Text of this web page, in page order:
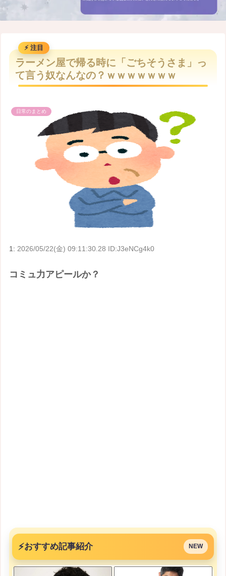
M
t
ラーメン屋で帰る時に「ごちそうさま」っ
て言う奴なんなの？ｗｗｗｗｗｗｗ
日常のまとめ
1: 2026/05/22(金) 09:11:30.28 ID:J3eNCg4k0
コミュ力アピールか？
⚡おすすめ記事紹介 NEW